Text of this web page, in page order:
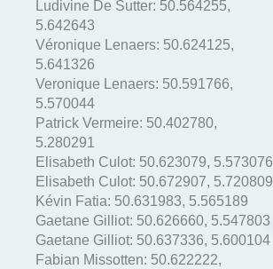
Ludivine De Sutter: 50.564255,
5.642643
Véronique Lenaers: 50.624125,
5.641326
Veronique Lenaers: 50.591766,
5.570044
Patrick Vermeire: 50.402780,
5.280291
Elisabeth Culot: 50.623079, 5.573076
Elisabeth Culot: 50.672907, 5.720809
Kévin Fatia: 50.631983, 5.565189
Gaetane Gilliot: 50.626660, 5.547803
Gaetane Gilliot: 50.637336, 5.600104
Fabian Missotten: 50.622222,